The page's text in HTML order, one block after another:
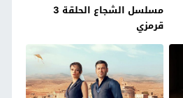
مسلسل الشجاع الحلقة 3
قرمزي